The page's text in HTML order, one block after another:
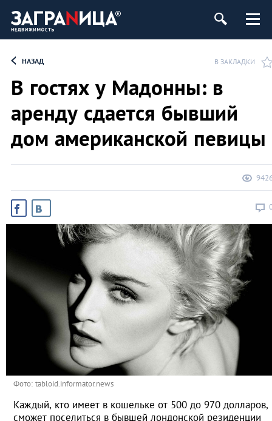
НАЗАД В ЗАКЛАДКИ
В гостях у Мадонны: в
аренду сдается бывший
дом американской певицы
Фото: tabloid.informator.news
Каждый, кто имеет в кошельке от 500 до 970 долларов,
сможет поселиться в бывшей лондонской резиденции